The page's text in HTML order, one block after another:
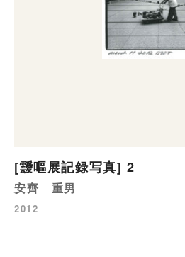
[靉嘔展記録写真] 2
安齊 重男
2012